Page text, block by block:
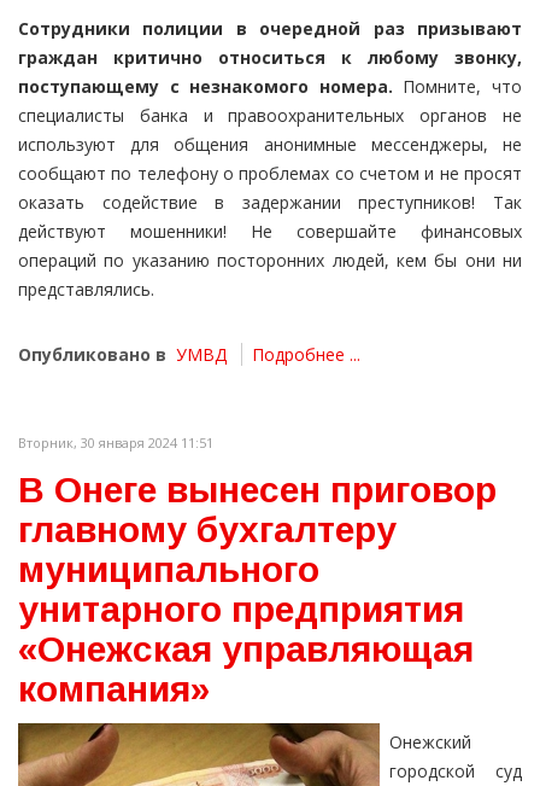
Сотрудники полиции в очередной раз призывают
граждан критично относиться к любому звонку,
поступающему с незнакомого номера. Помните, что
специалисты банка и правоохранительных органов не
используют для общения анонимные мессенджеры, не
сообщают по телефону о проблемах со счетом и не просят
оказать содействие в задержании преступников! Так
действуют мошенники! Не совершайте финансовых
операций по указанию посторонних людей, кем бы они ни
представлялись.
Опубликовано в УМВД Подробнее ...
Вторник, 30 января 2024 11:51
В Онеге вынесен приговор
главному бухгалтеру
муниципального
унитарного предприятия
«Онежская управляющая
компания»
Онежский
городской суд